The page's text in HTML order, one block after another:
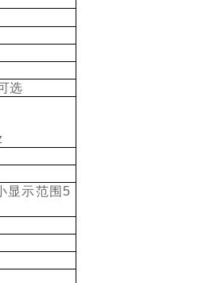
选
显示范围5